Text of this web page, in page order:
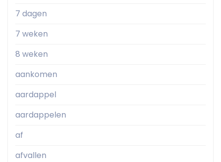
7 dagen
7 weken
8 weken
aankomen
aardappel
aardappelen
af
afvallen